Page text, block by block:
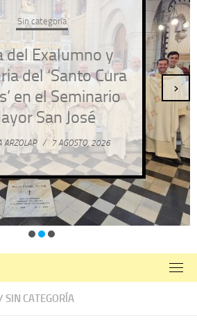
Sin categoría
del Exalumno y
del ‘Santo Cura
en el Seminario
San José
ARZOLAP / 7 AGOSTO, 2026
›
SIN CATEGORÍA